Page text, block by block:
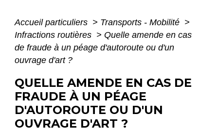
Accueil particuliers > Transports - Mobilité >
Infractions routières > Quelle amende en cas
de fraude à un péage d'autoroute ou d'un
ouvrage d'art ?
QUELLE AMENDE EN CAS DE
FRAUDE À UN PÉAGE
D'AUTOROUTE OU D'UN
OUVRAGE D'ART ?